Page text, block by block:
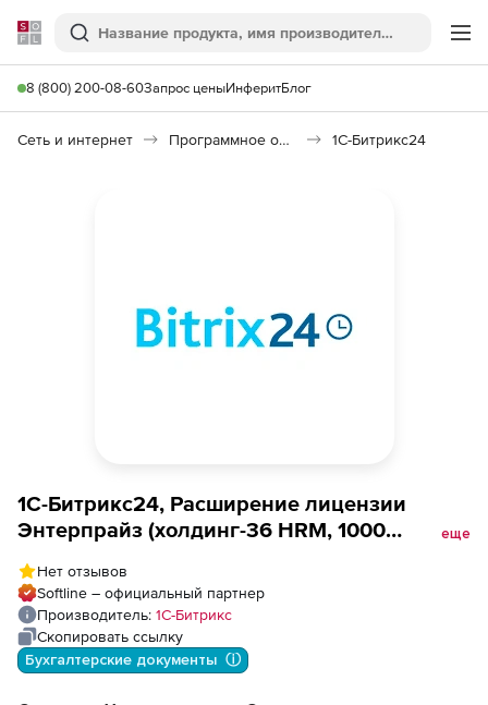
Softline
Поиск
8 (800) 200-08-60Запрос ценыИнферитБлог
Сеть и интернет Программное обеспечение для создания сайтов 1С-Битрикс24
1С-Битрикс24, Расширение лицензии
Энтерпрайз (холдинг-36 HRM, 1000
за 1 лицензию
еще
Нет отзывов
Softline – официальный партнер
Производитель: 1С-Битрикс
Скопировать ссылку
Бухгалтерские документы  ⓘ